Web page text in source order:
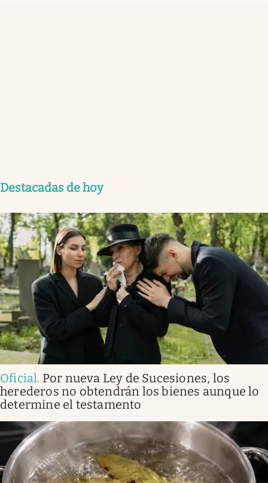
Destacadas de hoy
Oficial. Por nueva Ley de Sucesiones, los
herederos no obtendrán los bienes aunque lo
determine el testamento